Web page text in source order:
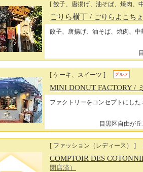
[ 餃子、唐揚げ、油そば、焼肉、
ごりら横丁 / ごりらよこち
餃子、唐揚げ、油そば、焼肉、
[ ケーキ、スイーツ ] グルメ
MINI DONUT FACTORY /
ファクトリーをコンセプトにし
目黒区自由が丘
[ ファッション（レディース） ]
COMPTOIR DES
閉店済）